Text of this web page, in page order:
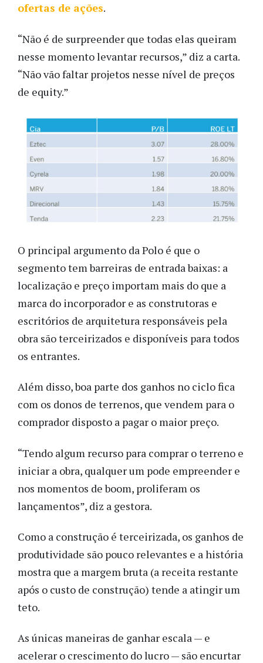
ofertas de ações.
“Não é de surpreender que todas elas queiram
nesse momento levantar recursos,” diz a carta.
“Não vão faltar projetos nesse nível de preços
de equity.”
O principal argumento da Polo é que o
segmento tem barreiras de entrada baixas: a
localização e preço importam mais do que a
marca do incorporador e as construtoras e
escritórios de arquitetura responsáveis pela
obra são terceirizados e disponíveis para todos
os entrantes.
Além disso, boa parte dos ganhos no ciclo fica
com os donos de terrenos, que vendem para o
comprador disposto a pagar o maior preço.
“Tendo algum recurso para comprar o terreno e
iniciar a obra, qualquer um pode empreender e
nos momentos de boom, proliferam os
lançamentos”, diz a gestora.
Como a construção é terceirizada, os ganhos de
produtividade são pouco relevantes e a história
mostra que a margem bruta (a receita restante
após o custo de construção) tende a atingir um
teto.
As únicas maneiras de ganhar escala — e
acelerar o crescimento do lucro — são encurtar